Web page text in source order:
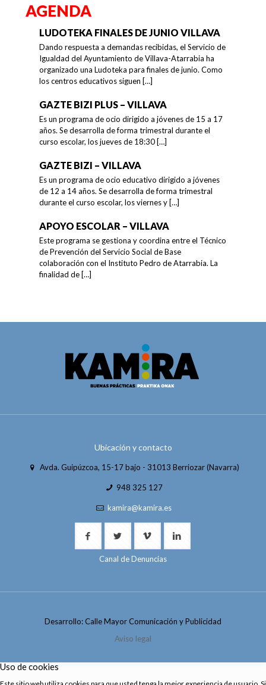
AGENDA
LUDOTEKA FINALES DE JUNIO VILLAVA
Dando respuesta a demandas recibidas, el Servicio de
Igualdad del Ayuntamiento de Villava-Atarrabia ha
organizado una Ludoteka para finales de junio. Como
los centros educativos siguen […]
GAZTE BIZI PLUS – VILLAVA
Es un programa de ocio dirigido a jóvenes de 15 a 17
años. Se desarrolla de forma trimestral durante el
curso escolar, los jueves de 18:30 […]
GAZTE BIZI – VILLAVA
Es un programa de ocio educativo dirigido a jóvenes
de 12 a 14 años. Se desarrolla de forma trimestral
durante el curso escolar, los viernes y […]
APOYO ESCOLAR – VILLAVA
Este programa se gestiona y coordina entre el Técnico
de Prevención del Servicio Social de Base
colaboración con el Instituto Pedro de Atarrabia. La
finalidad de […]
Ubicación y contacto
Avda. Guipúzcoa, 15-17 bajo - 31013 Berriozar (Navarra)
948 325 127
kamira@kamira.es
Canal de Denuncias
Desarrollo: Calle Mayor Comunicación y Publicidad
Aviso legal
Uso de cookies